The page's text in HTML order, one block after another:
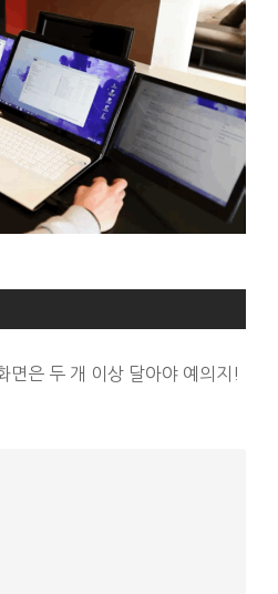
면은 두 개 이상 달아야 예의지!